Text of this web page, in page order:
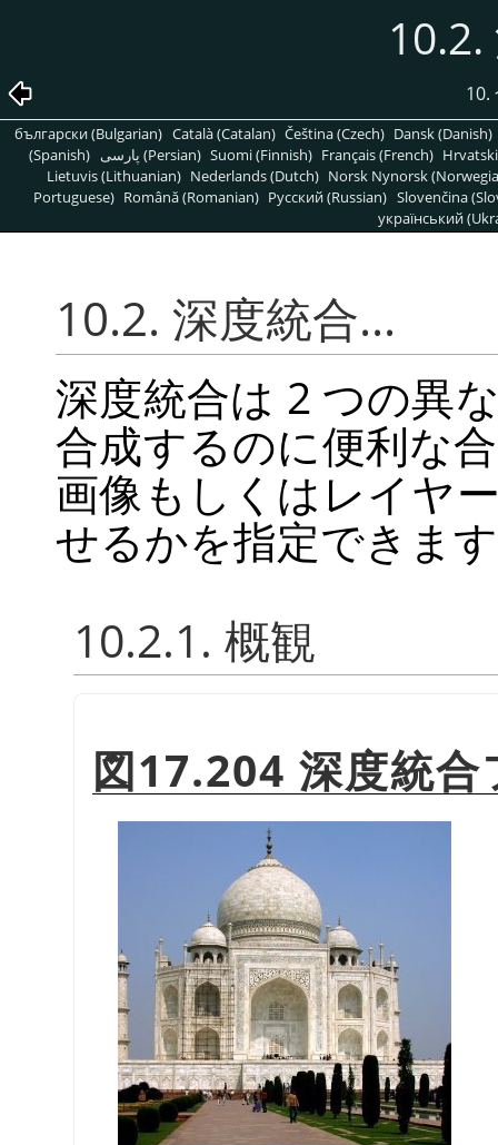
10.
български (Bulgarian) Català (Catalan) Čeština (Czech) Dansk (Danish)
(Spanish)
پارسی (Persian) Suomi (Finnish) Français (French)
Lietuvis (Lithuanian) Nederlands (Dutch) Norsk Nynorsk
Portuguese) Română (Romanian) Pусский (Russian) Slovenčina
український
10.2. 深度統合...
深度統合は 2 つの異
合成するのに便利な
画像もしくはレイヤ
せるかを指定できま
10.2.1. 概観
図17.204 深度統